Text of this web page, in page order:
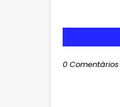
0 Comentários